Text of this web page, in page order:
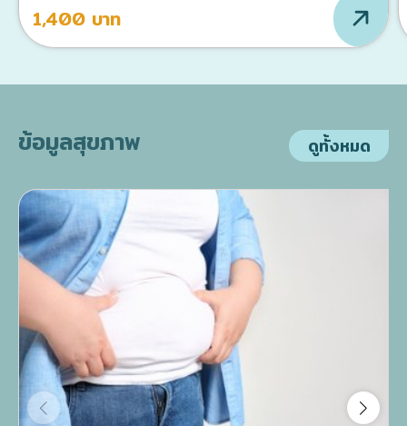
1,400 บาท
ข้อมูลสุขภาพ ดูทั้งหมด